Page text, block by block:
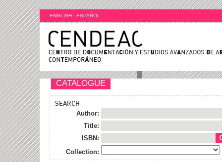
ENGLISH · ESPAÑOL
CATALOGUE
SEARCH
Author:
Title:
ISBN:
Collection: